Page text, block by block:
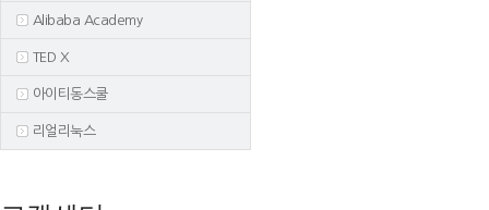
Alibaba Academy
TED X
아이티동스쿨
리얼리눅스